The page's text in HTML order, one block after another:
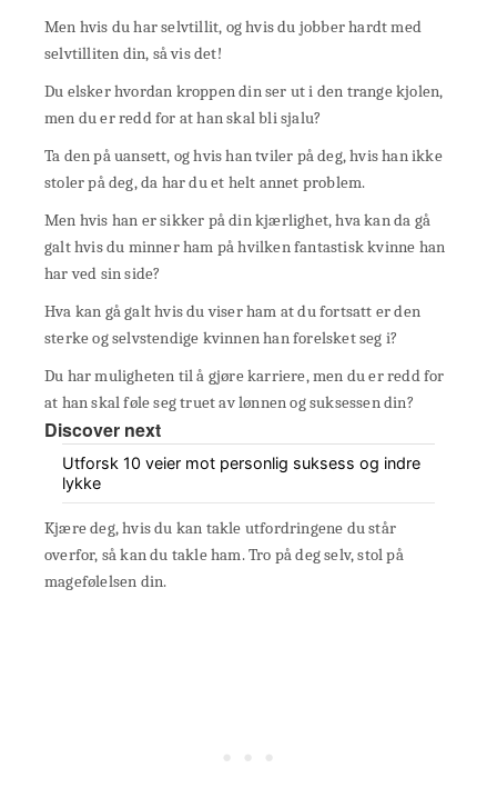
Men hvis du har selvtillit, og hvis du jobber hardt med
selvtilliten din, så vis det!
Du elsker hvordan kroppen din ser ut i den trange kjolen,
men du er redd for at han skal bli sjalu?
Ta den på uansett, og hvis han tviler på deg, hvis han ikke
stoler på deg, da har du et helt annet problem.
Men hvis han er sikker på din kjærlighet, hva kan da gå
galt hvis du minner ham på hvilken fantastisk kvinne han
har ved sin side?
Hva kan gå galt hvis du viser ham at du fortsatt er den
sterke og selvstendige kvinnen han forelsket seg i?
Du har muligheten til å gjøre karriere, men du er redd for
at han skal føle seg truet av lønnen og suksessen din?
Discover next
Utforsk 10 veier mot personlig suksess og indre
lykke
Kjære deg, hvis du kan takle utfordringene du står
overfor, så kan du takle ham. Tro på deg selv, stol på
magefølelsen din.